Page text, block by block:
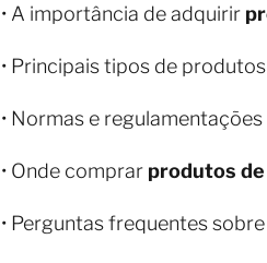
• A importância de adquirir
• Principais tipos de
• Normas e
• Onde comprar produtos
• Perguntas frequentes